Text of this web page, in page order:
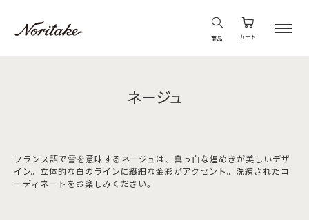
商品 カート
ネージュ
フランス語で雪を意味するネージュは、真っ白な煌めきが美しいデザ
イン。立体的な白のラインに繊細な金彩がアクセント。洗練されたコ
ーディネートをお楽しみください。